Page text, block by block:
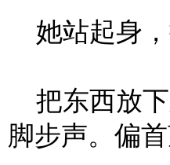
她站起身，
把东西放下
脚步声。偏